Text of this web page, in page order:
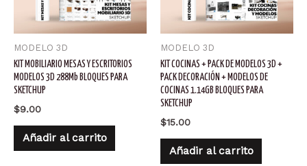
MODELO 3D
KIT MOBILIARIO MESAS Y ESCRITORIOS
MODELOS 3D 288Mb BLOQUES PARA
SKETCHUP
$9.00
Añadir al carrito
MODELO 3D
KIT COCINAS + PACK DE MODELOS 3D +
PACK DECORACIÓN + MODELOS DE
COCINAS 1.14GB BLOQUES PARA
SKETCHUP
$15.00
Añadir al carrito